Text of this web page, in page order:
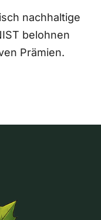
nachhaltige
belohnen
Prämien.